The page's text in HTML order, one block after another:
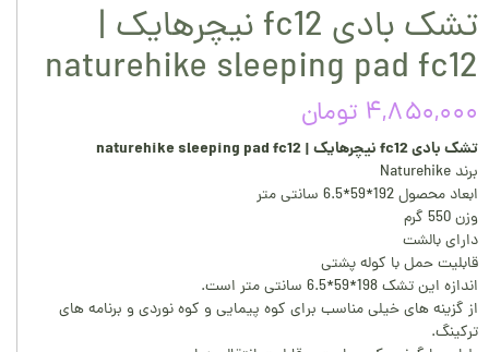
تشک بادی fc12 نیچرهایک |
naturehike sleeping pad fc12
۴,۸۵۰,۰۰۰ تومان
تشک بادی fc12 نیچرهایک | naturehike sleeping pad fc12
برند Naturehike
ابعاد محصول 192*59*6.5 سانتی متر
وزن 550 گرم
دارای بالشت
قابلیت حمل با کوله پشتی
اندازه این تشک 198*59*6.5 سانتی متر است.
از گزینه های خیلی مناسب برای کوه پیمایی و کوه نوردی و برنامه های
ترکینگ.